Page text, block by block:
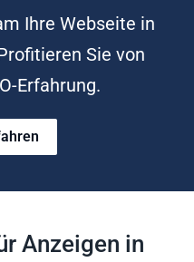
Ihre Webseite in
Sie von
Erfahrung.
Anzeigen in